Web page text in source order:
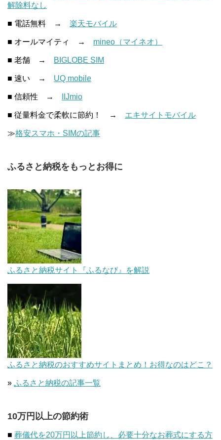
解除料なし
■ 電話無料 → 楽天モバイル
■ オールマイティ → mineo（マイネオ）
■ 老舗 → BIGLOBE SIM
■ 速い → UQ mobile
■ 信頼性 → IIJmio
■ 従量料金で柔軟に節約！ → エキサイトモバイル
≫格安スマホ・SIMの記事
ふるさと納税をもっとお得に
ふるさと納税サイト『ふるなび』を解説
ふるさと納税のおすすめサイトまとめ！お得なのはどこ？
» ふるさと納税の記事一覧
10万円以上の節約術
■ 葬儀代を20万円以上節約し、必要十分なお葬式にする方